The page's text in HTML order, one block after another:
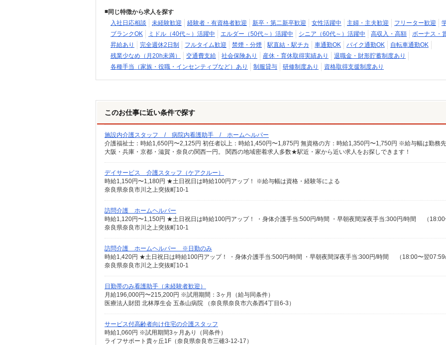
同じ特徴から求人を探す
入社日応相談
未経験歓迎 経験者・有資格者歓迎 新卒・第二新卒歓迎 女性活躍中 主婦・主夫歓迎 フリーター歓迎
ブランクOK
ミドル（40代～）活躍中 エルダー（50代～）活躍中 シニア（60代～）活躍中 高収入・高額
ボーナス・
昇給あり
完全週休2日制 フルタイム歓迎 禁煙・分煙 駅直結・駅チカ 車通勤OK バイク通勤OK
自転車通勤OK
残業少なめ（月20h未満）
交通費支給 社会保険あり 産休・育休取得実績あり
退職金・財形貯蓄制度あり
各種手当（家族・役職・インセンティブなど）あり
制服貸与 研修制度あり 資格取得支援制度あり
このお仕事に近い条件で探す
施設内介護スタッフ / 病院内看護助手 / ホームヘルパー
大阪・兵庫・京都・滋賀・奈良の関西一円。 関西の地域密着求人多数★駅近・家から近い求人をお探しできます！
デイサービス 介護スタッフ（ケアクルー）
時給1,150円〜1,180円 ★土日祝日は時給100円アップ！ ※給与幅は資格・経験等による
奈良県奈良市川之上突抜町10-1
訪問介護 ホームヘルパー
奈良県奈良市川之上突抜町10-1
訪問介護 ホームヘルパー ※日勤のみ
奈良県奈良市川之上突抜町10-1
日勤帯のみ看護助手（未経験者歓迎）
月給196,000円〜215,200円 ※試用期間：3ヶ月（給与同条件）
医療法人財団 北林厚生会 五条山病院 （奈良県奈良市六条西4丁目6-3）
サービス付高齢者向け住宅の介護スタッフ
時給1,060円 ※試用期間3ヶ月あり（同条件）
ライフサポート貴ヶ丘1F（奈良県奈良市三碓3-12-17）